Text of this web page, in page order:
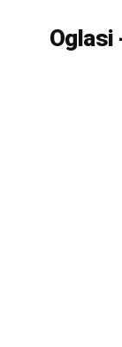
Oglasi